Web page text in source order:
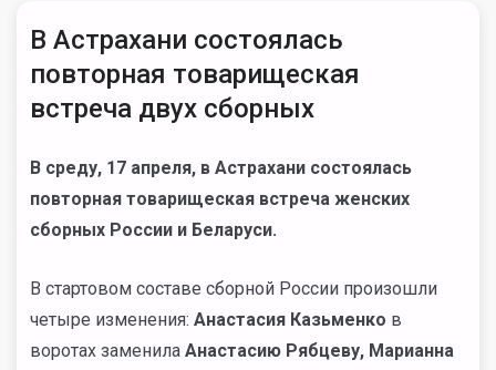
В Астрахани состоялась
повторная товарищеская
встреча двух сборных
В среду, 17 апреля, в Астрахани состоялась
повторная товарищеская встреча женских
сборных России и Беларуси.
В стартовом составе сборной России произошли
четыре изменения: Анастасия Казьменко в
воротах заменила Анастасию Рябцеву, Марианна